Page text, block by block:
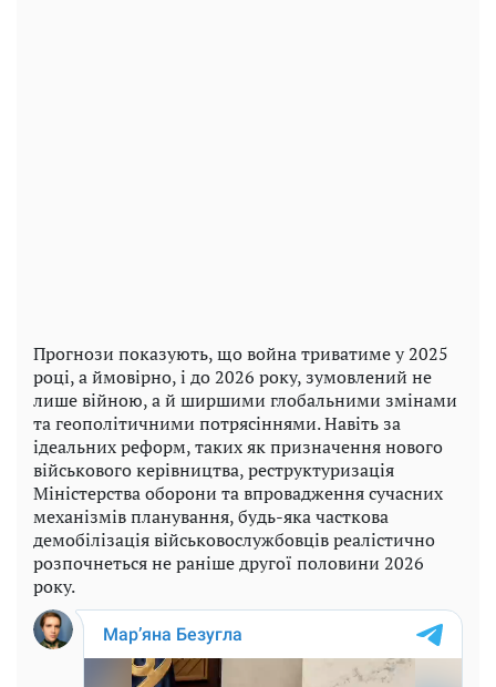
Прогнози показують, що война триватиме у 2025
році, а ймовірно, і до 2026 року, зумовлений не
лише війною, а й ширшими глобальними змінами
та геополітичними потрясіннями. Навіть за
ідеальних реформ, таких як призначення нового
військового керівництва, реструктуризація
Міністерства оборони та впровадження сучасних
механізмів планування, будь-яка часткова
демобілізація військовослужбовців реалістично
розпочнеться не раніше другої половини 2026
року.